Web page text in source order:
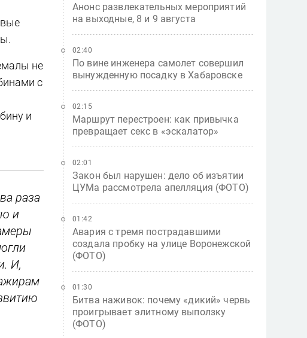
не
с
и
раза
и
И,
Анонс развлекательных мероприятий
на выходные, 8 и 9 августа
По вине инженера самолет совершил
вынужденную посадку в Хабаровске
02:40
Маршрут перестроен: как привычка
превращает секс в «эскалатор»
02:15
Закон был нарушен: дело об изъятии
ЦУМа рассмотрела апелляция (ФОТО)
02:01
Авария с тремя пострадавшими
создала пробку на улице Воронежской
(ФОТО)
01:42
Битва наживок: почему «дикий» червь
проигрывает элитному выползку
(ФОТО)
01:30